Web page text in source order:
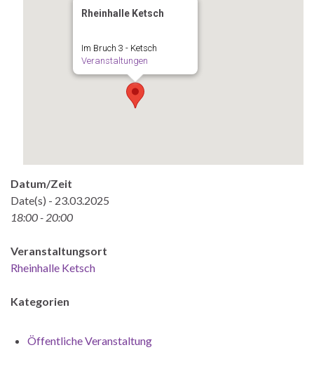
Rheinhalle Ketsch
Im Bruch 3 - Ketsch
Veranstaltungen
Datum/Zeit
Date(s) - 23.03.2025
18:00 - 20:00
Veranstaltungsort
Rheinhalle Ketsch
Kategorien
Öffentliche Veranstaltung